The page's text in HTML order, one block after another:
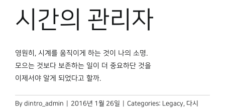
시간의 관리자
영원히, 시계를 움직이게 하는 것이 나의 소명.
모으는 것보다 보존하는 일이 더 중요하단 것을
이제서야 알게 되었다고 할까.
By dintro_admin 2016년 1월 26일 Categories: Legacy, 다시